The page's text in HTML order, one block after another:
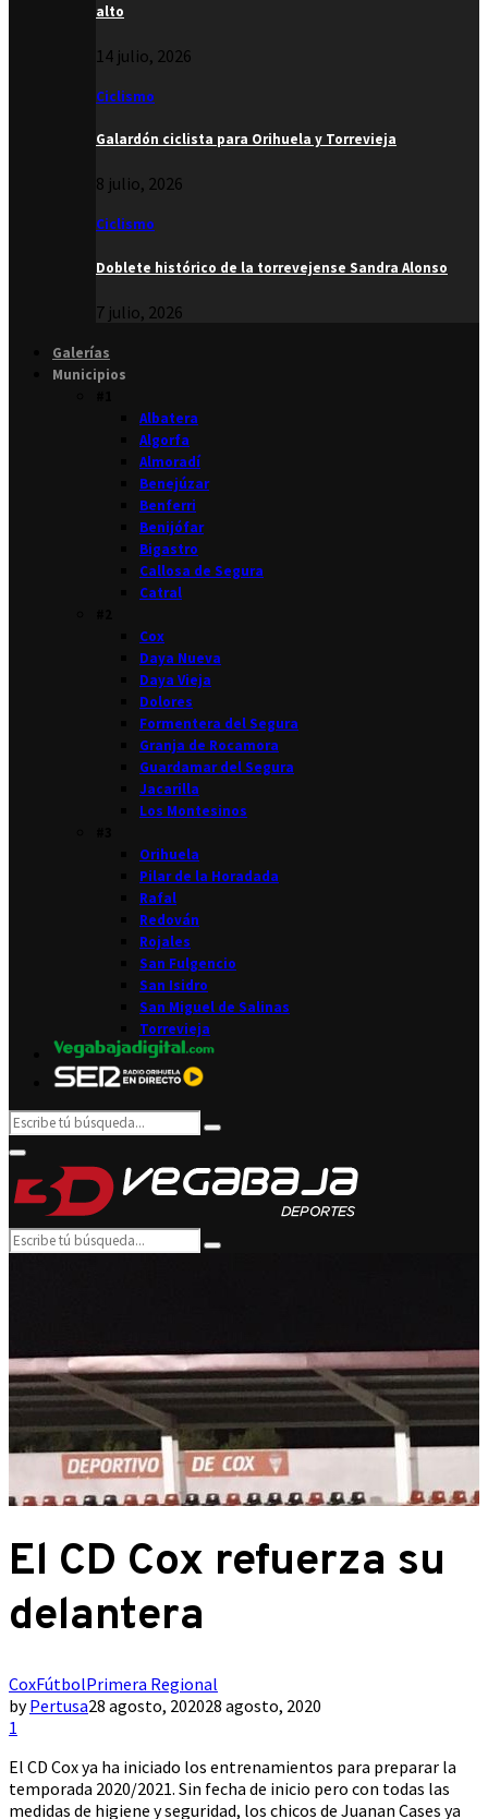
alto
14 julio, 2026
Ciclismo
Galardón ciclista para Orihuela y Torrevieja
8 julio, 2026
Ciclismo
Doblete histórico de la torrevejense Sandra Alonso
7 julio, 2026
Galerías
Municipios
Albatera
Algorfa
Almoradí
Benejúzar
Benferri
Benijófar
Bigastro
Callosa de Segura
Catral
Cox
Daya Nueva
Daya Vieja
Dolores
Formentera del Segura
Granja de Rocamora
Guardamar del Segura
Jacarilla
Los Montesinos
Orihuela
Pilar de la Horadada
Rafal
Redován
Rojales
San Fulgencio
San Isidro
San Miguel de Salinas
Torrevieja
Search
for:
Search
Primary
Menu
Search
for:
Search
El CD Cox refuerza su
delantera
CoxFútbolPrimera Regional
byPertusa28 agosto, 202028 agosto, 2020
1
El CD Cox ya ha iniciado los entrenamientos para preparar la
temporada 2020/2021. Sin fecha de inicio pero con todas las
medidas de higiene y seguridad, los chicos de Juanan Cases ya